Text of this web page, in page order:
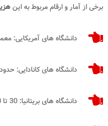
برخی از آمار و ارقام مربوط به این
دانشگاه های آمریکایی: معمولا بین 50 تا 100 دلار
دانشگاه های کانادایی: حدود 50 تا 80 دلار میانگین
دانشگاه های بریتانیا: 30 تا 50 پوند معمولا